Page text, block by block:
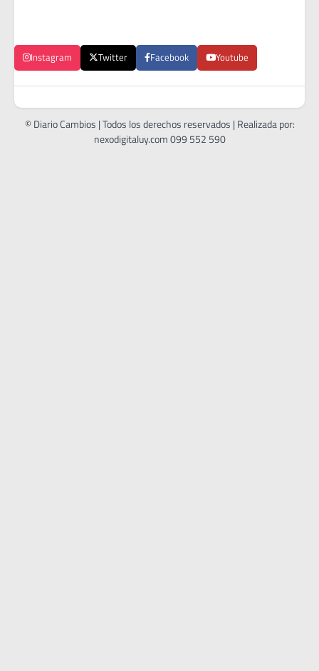
Instagram Twitter Facebook Youtube